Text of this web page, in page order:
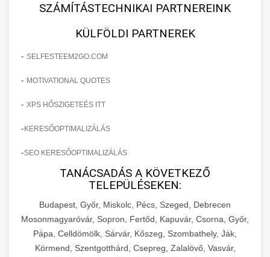
SZÁMÍTÁSTECHNIKAI PARTNEREINK
KÜLFÖLDI PARTNEREK
- SELFESTEEM2GO.COM
- MOTIVATIONAL QUOTES
- XPS HŐSZIGETEÉS ITT
- KERESŐOPTIMALIZÁLÁS
-SEO KERESŐOPTIMALIZÁLÁS
TANÁCSADÁS A KÖVETKEZŐ
TELEPÜLÉSEKEN:
Budapest, Győr, Miskolc, Pécs, Szeged, Debrecen
Mosonmagyaróvár, Sopron, Fertőd, Kapuvár, Csorna, Győr,
Pápa, Celldömölk, Sárvár, Kőszeg, Szombathely, Ják,
Körmend, Szentgotthárd, Csepreg, Zalalövő, Vasvár,